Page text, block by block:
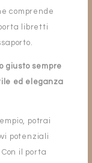
comprende
libretti
giusto sempre
ed eleganza
potrai
potenziali
il porta